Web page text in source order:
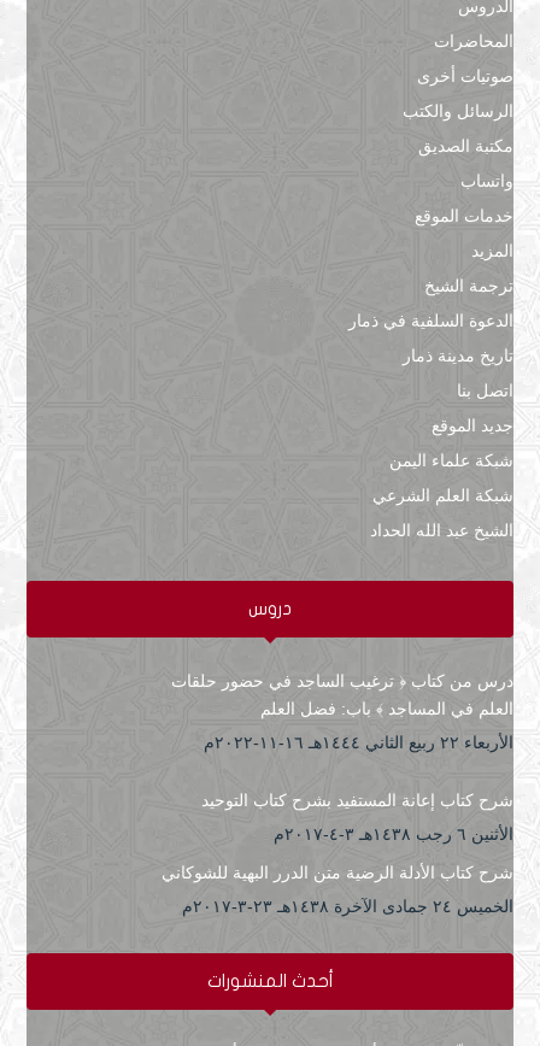
الدروس
المحاضرات
صوتيات أخرى
الرسائل والكتب
مكتبة الصديق
واتساب
خدمات الموقع
المزيد
ترجمة الشيخ
الدعوة السلفية في ذمار
تاريخ مدينة ذمار
اتصل بنا
جديد الموقع
شبكة علماء اليمن
شبكة العلم الشرعي
الشيخ عبد الله الحداد
دروس
درس من كتاب ﴿ ترغيب الساجد في حضور حلقات
العلم في المساجد ﴾ باب: فضل العلم
الأربعاء ۲۲ ربيع الثاني ۱٤٤٤هـ ۱٦-۱۱-۲۰۲۲م
شرح كتاب إعانة المستفيد بشرح كتاب التوحيد
الأثنين ٦ رجب ۱٤۳۸هـ ۳-٤-۲۰۱۷م
شرح كتاب الأدلة الرضية متن الدرر البهية للشوكاني
الخميس ۲٤ جمادى الآخرة ۱٤۳۸هـ ۲۳-۳-۲۰۱۷م
أحدث المنشورات